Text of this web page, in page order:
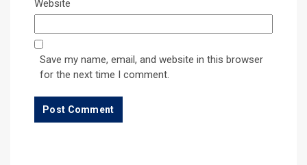
Website
Save my name, email, and website in this browser
for the next time I comment.